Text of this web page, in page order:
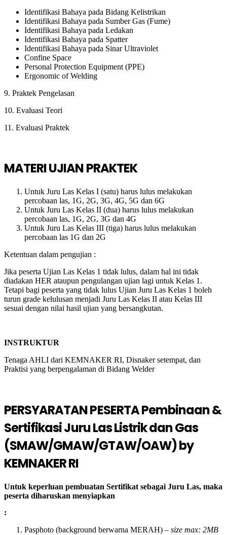
Identifikasi Bahaya pada Bidang Kelistrikan
Identifikasi Bahaya pada Sumber Gas (Fume)
Identifikasi Bahaya pada Ledakan
Identifikasi Bahaya pada Spatter
Identifikasi Bahaya pada Sinar Ultraviolet
Confine Space
Personal Protection Equipment (PPE)
Ergonomic of Welding
9. Praktek Pengelasan
10. Evaluasi Teori
11. Evaluasi Praktek
MATERI UJIAN PRAKTEK
Untuk Juru Las Kelas I (satu) harus lulus melakukan
percobaan las, 1G, 2G, 3G, 4G, 5G dan 6G
Untuk Juru Las Kelas II (dua) harus lulus melakukan
percobaan las, 1G, 2G, 3G dan 4G
Untuk Juru Las Kelas III (tiga) harus lulus melakukan
percobaan las 1G dan 2G
Ketentuan dalam pengujian :
Jika peserta Ujian Las Kelas 1 tidak lulus, dalam hal ini tidak
diadakan HER ataupun pengulangan ujian lagi untuk Kelas 1.
Tetapi bagi peserta yang tidak lulus Ujian Juru Las Kelas 1 boleh
turun grade kelulusan menjadi Juru Las Kelas II atau Kelas III
sesuai dengan nilai hasil ujian yang bersangkutan.
INSTRUKTUR
Tenaga AHLI dari KEMNAKER RI, Disnaker setempat, dan
Praktisi yang berpengalaman di Bidang Welder
PERSYARATAN PESERTA Pembinaan &
Sertifikasi Juru Las Listrik dan Gas
(SMAW/GMAW/GTAW/OAW) by
KEMNAKER RI
Untuk keperluan pembuatan Sertifikat sebagai Juru Las, maka
peserta diharuskan menyiapkan
:
Pasphoto (background berwarna MERAH) – size max: 2MB